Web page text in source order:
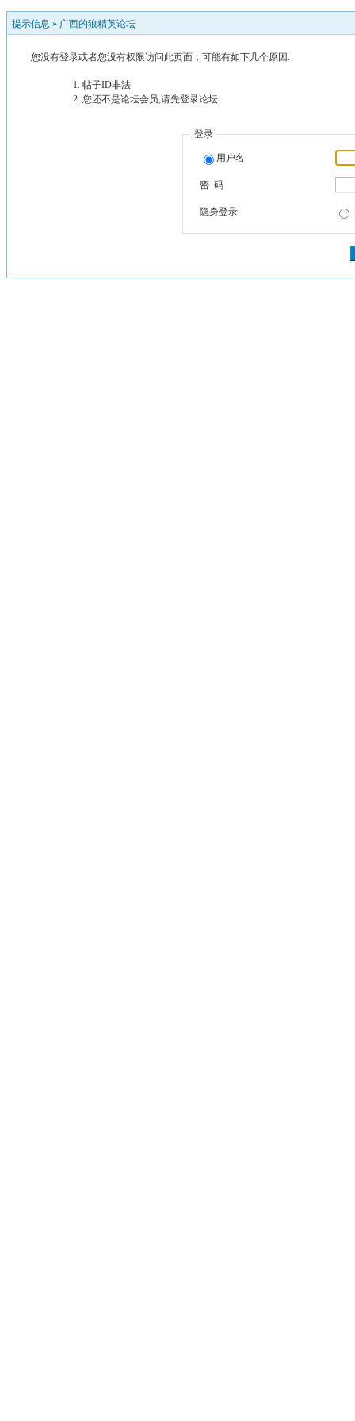
提示信息 » 广西的狼精英论坛
您没有登录或者您没有权限访问此页面，可能有如下几个原因:
帖子ID非法
您还不是论坛会员,请先登录论坛
登录
用户名
密 码
隐身登录